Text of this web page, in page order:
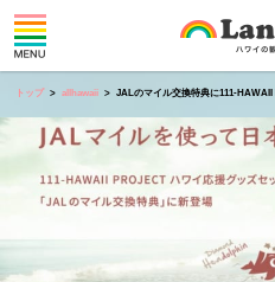
トップ allhawaii JALのマイル交換特典に111-HAWAII